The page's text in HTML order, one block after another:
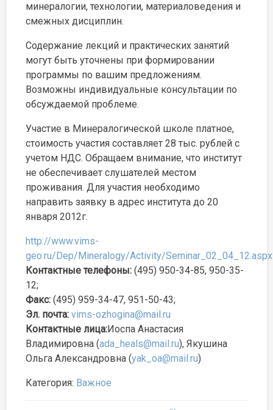
минералогии, технологии, материаловедения и
смежных дисциплин.
Содержание лекций и практических занятий
могут быть уточнены при формировании
программы по вашим предложениям.
Возможны индивидуальные консультации по
обсуждаемой проблеме.
Участие в Минералогической школе платное,
стоимость участия составляет 28 тыс. рублей с
учетом НДС. Обращаем внимание, что институт
не обеспечивает слушателей местом
проживания. Для участия необходимо
направить заявку в адрес института до 20
января 2012г.
http://www.vims-
geo.ru/Dep/Mineralogy/Activity/Seminar_02_04_12.aspx
Контактные телефоны: (495) 950-34-85, 950-35-
12;
Факс: (495) 959-34-47, 951-50-43;
Эл. почта: vims-ozhogina@mail.ru
Контактные лица:Иоспа Анастасия
Владимировна (ada_heals@mail.ru), Якушина
Ольга Александровна (yak_oa@mail.ru)
Категория: Важное